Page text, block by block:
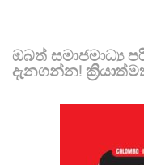
ඔබත් සමාජමාධ්‍ය
දැනගන්න!